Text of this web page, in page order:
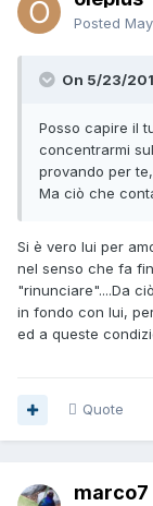
Posted
On 5/23/
Posso capire il
concentrarmi
provando per
Ma ciò che
Si è vero lui per
nel senso che fa
"rinunciare"....Da
in fondo con lui,
ed a queste
Quote
marco7